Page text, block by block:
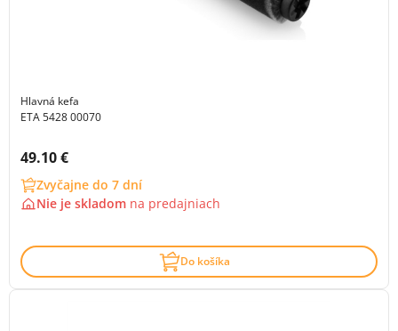
Hlavná kefa
ETA 5428 00070
Cena s DPH:
49.10 €
Zvyčajne do 7 dní
Nie je skladom na predajniach
Do košíka